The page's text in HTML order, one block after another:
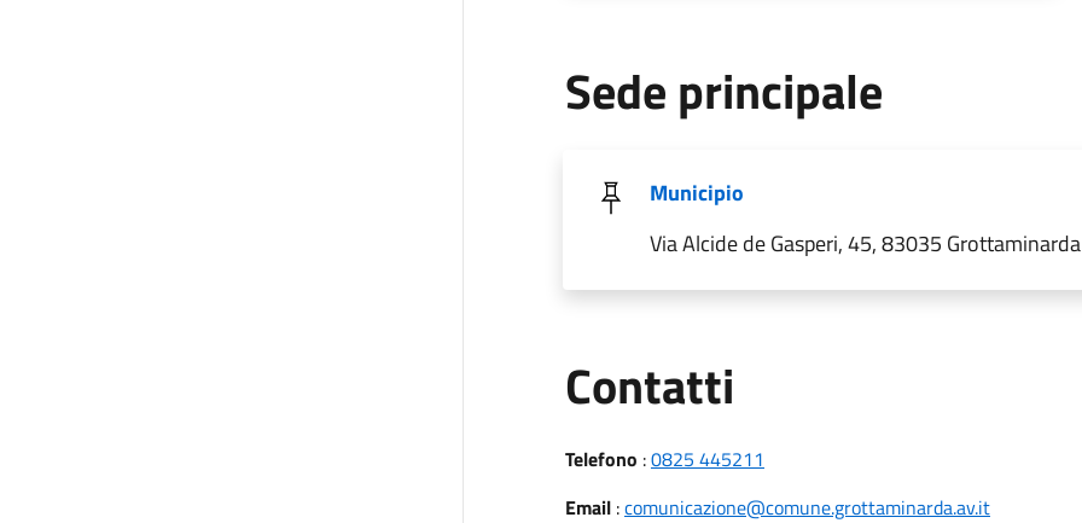
Sede principale
Municipio
Via Alcide de Gasperi, 45, 83035
Contatti
Telefono :0825 445211
Email:comunicazione@comune.grottaminarda.av.it